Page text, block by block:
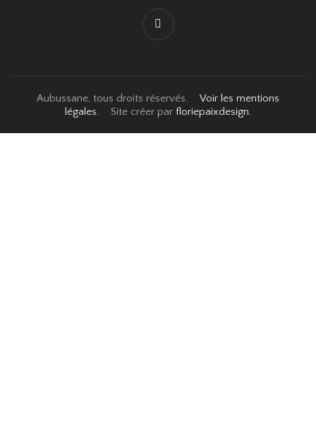
Aubussane, tous droits réservés. Voir les mentions
légales. Site créer par floriepaixdesign.